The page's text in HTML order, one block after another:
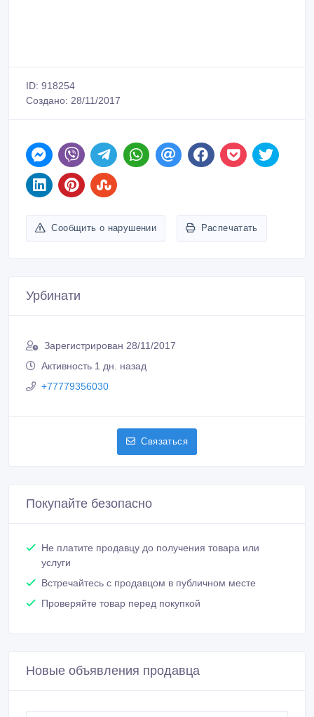
ID: 918254
Создано: 28/11/2017
Сообщить о нарушении Распечатать
Урбинати
Зарегистрирован 28/11/2017
Активность 1 дн. назад
+77779356030
Связаться
Покупайте безопасно
Не платите продавцу до получения товара или
услуги
Встречайтесь с продавцом в публичном месте
Проверяйте товар перед покупкой
Новые объявления продавца